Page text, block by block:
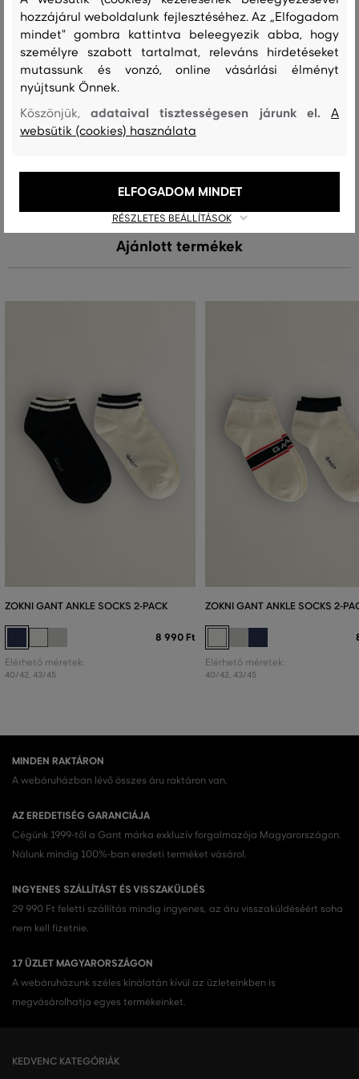
felső anyag
PAMUT
65 %
POLIAMID
35 %
Kezelési útmutató
Ajánlott termékek
ZOKNI GANT ANKLE SOCKS 2-PACK
8 990 Ft
Elérhető méretek:
40/42, 43/45
ZOKNI GANT ANKLE SOCKS 2-
Elérhető méretek:
40/42, 43/45
MINDEN RAKTÁRON
A webáruházban lévő összes áru raktáron van.
AZ EREDETISÉG GARANCIÁJA
Cégünk 1999-től a Gant márka exkluzív forgalmazója Magyarországon.
Nálunk mindig 100%-ban eredeti terméket vásárol.
INGYENES SZÁLLÍTÁST ÉS VISSZAKÜLDÉS
29 990 Ft feletti szállítás mindig ingyenes, az áru visszaküldéséért soha
nem kell fizetnie.
17 ÜZLET MAGYARORSZÁGON
A webáruházunk széles kínálatán kívül az üzleteinkben is
megvásárolhatja egyes termékeinket.
KEDVENC KATEGÓRIÁK
hozzájárul weboldalunk fejlesztéséhez. Az „Elfogadom
mindet" gombra kattintva beleegyezik abba, hogy
személyre szabott tartalmat, releváns hirdetéseket
mutassunk és vonzó, online vásárlási élményt
nyújtsunk Önnek.
Köszönjük,adataival tisztességesen járunk el.A
websütik (cookies) használata
RÉSZLETES BEÁLLÍTÁSOK
ELFOGADOM MINDET